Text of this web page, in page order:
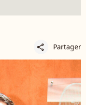
share Partager